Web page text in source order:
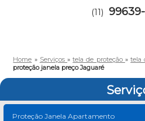
(11)
Home » Serviços»tela de proteção »tela
proteção janela preço Jaguaré
Proteção Janela Apartamento